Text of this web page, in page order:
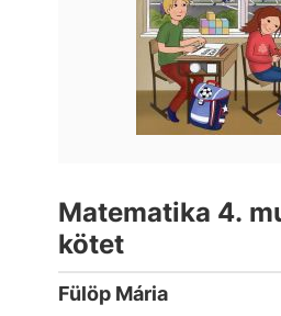
Matematika 4.
kötet
Fülöp Mária